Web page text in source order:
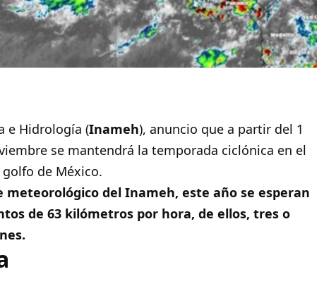
e Hidrología (Inameh), anuncio que a partir del 1
se mantendrá la temporada ciclónica en el
de México.
del Inameh, este año se esperan
de 63 kilómetros por hora, de ellos, tres o